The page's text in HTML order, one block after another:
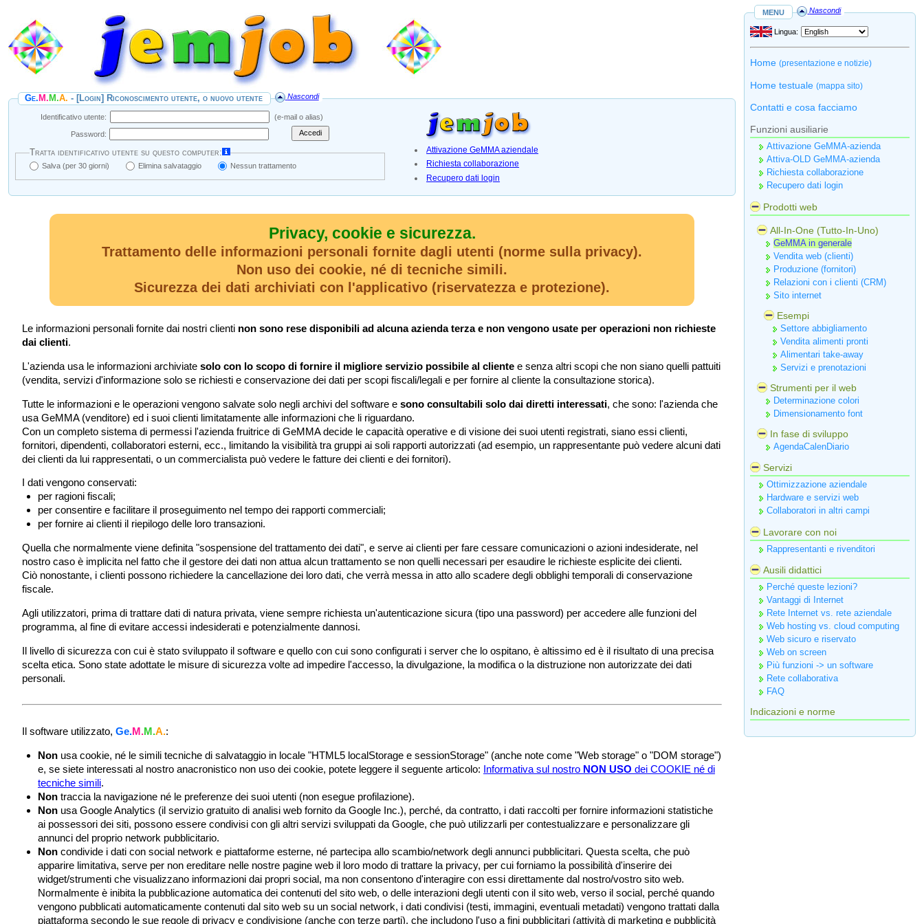
Ge. M. M.A. - [Login] Riconoscimento utente, o nuovo utente Nascondi
Identificativo utente: (e‑mail o alias)
Password: Accedi
Tratta identificativo utente su questo computer:
Salva (per 30 giorni) Elimina salvataggio Nessun trattamento
Attivazione GeMMA aziendale
Richiesta collaborazione
Recupero dati login
Privacy, cookie e sicurezza.
Trattamento delle informazioni personali fornite dagli utenti (norme sulla privacy).
Non uso dei cookie, né di tecniche simili.
Sicurezza dei dati archiviati con l'applicativo (riservatezza e protezione).
Le informazioni personali fornite dai nostri clienti non sono rese disponibili ad alcuna azienda terza e non vengono usate per operazioni non richieste
dai clienti.
L'azienda usa le informazioni archiviate solo con lo scopo di fornire il migliore servizio possibile al cliente e senza altri scopi che non siano quelli pattuiti
(vendita, servizi d'informazione solo se richiesti e conservazione dei dati per scopi fiscali/legali e per fornire al cliente la consultazione storica).
Tutte le informazioni e le operazioni vengono salvate solo negli archivi del software e sono consultabili solo dai diretti interessati, che sono: l'azienda che
usa GeMMA (venditore) ed i suoi clienti limitatamente alle informazioni che li riguardano.
Con un completo sistema di permessi l'azienda fruitrice di GeMMA decide le capacità operative e di visione dei suoi utenti registrati, siano essi clienti,
fornitori, dipendenti, collaboratori esterni, ecc., limitando la visibilità tra gruppi ai soli rapporti autorizzati (ad esempio, un rappresentante può vedere alcuni dati
dei clienti da lui rappresentati, o un commercialista può vedere le fatture dei clienti e dei fornitori).
I dati vengono conservati:
per ragioni fiscali;
per consentire e facilitare il proseguimento nel tempo dei rapporti commerciali;
per fornire ai clienti il riepilogo delle loro transazioni.
Quella che normalmente viene definita "sospensione del trattamento dei dati", e serve ai clienti per fare cessare comunicazioni o azioni indesiderate, nel
nostro caso è implicita nel fatto che il gestore dei dati non attua alcun trattamento se non quelli necessari per esaudire le richieste esplicite dei clienti.
Ciò nonostante, i clienti possono richiedere la cancellazione dei loro dati, che verrà messa in atto allo scadere degli obblighi temporali di conservazione
fiscale.
Agli utilizzatori, prima di trattare dati di natura privata, viene sempre richiesta un'autenticazione sicura (tipo una password) per accedere alle funzioni del
programma, al fine di evitare accessi indesiderati e potenzialmente dannosi.
Il livello di sicurezza con cui è stato sviluppato il software e quello con cui sono configurati i server che lo ospitano, è altissimo ed è il risultato di una precisa
scelta etica. Sono state adottate le misure di sicurezza volte ad impedire l'accesso, la divulgazione, la modifica o la distruzione non autorizzate dei dati
personali.
Il software utilizzato, Ge.M.M.A.:
Non usa cookie, né le simili tecniche di salvataggio in locale "HTML5 localStorage e sessionStorage" (anche note come "Web storage" o "DOM storage")
e, se siete interessati al nostro anacronistico non uso dei cookie, potete leggere il seguente articolo: Informativa sul nostro NON USO dei COOKIE né di
tecniche simili.
Non traccia la navigazione né le preferenze dei suoi utenti (non esegue profilazione).
Non usa Google Analytics (il servizio gratuito di analisi web fornito da Google Inc.), perché, da contratto, i dati raccolti per fornire informazioni statistiche
ai possessori dei siti, possono essere condivisi con gli altri servizi sviluppati da Google, che può utilizzarli per contestualizzare e personalizzare gli
annunci del proprio network pubblicitario.
Non condivide i dati con social network e piattaforme esterne, né partecipa allo scambio/network degli annunci pubblicitari. Questa scelta, che può
apparire limitativa, serve per non ereditare nelle nostre pagine web il loro modo di trattare la privacy, per cui forniamo la possibilità d'inserire dei
widget/strumenti che visualizzano informazioni dai propri social, ma non consentono d'interagire con essi direttamente dal nostro/vostro sito web.
Normalmente è inibita la pubblicazione automatica dei contenuti del sito web, o delle interazioni degli utenti con il sito web, verso il social, perché quando
vengono pubblicati automaticamente contenuti dal sito web su un social network, i dati condivisi (testi, immagini, eventuali metadati) vengono trattati dalla
piattaforma secondo le sue regole di privacy e condivisione (anche con terze parti), che includono l'uso a fini pubblicitari (attività di marketing e pubblicità
menu Nascondi
Lingua:
Home (presentazione e notizie)
Home testuale (mappa sito)
Contatti e cosa facciamo
Funzioni ausiliarie
Attivazione GeMMA-azienda
Attiva-OLD GeMMA-azienda
Richiesta collaborazione
Recupero dati login
Prodotti web
All-In-One (Tutto-In-Uno)
GeMMA in generale
Vendita web (clienti)
Produzione (fornitori)
Relazioni con i clienti (CRM)
Sito internet
Esempi
Settore abbigliamento
Vendita alimenti pronti
Alimentari take-away
Servizi e prenotazioni
Strumenti per il web
Determinazione colori
Dimensionamento font
In fase di sviluppo
AgendaCalenDiario
Servizi
Ottimizzazione aziendale
Hardware e servizi web
Collaboratori in altri campi
Lavorare con noi
Rappresentanti e rivenditori
Ausili didattici
Perché queste lezioni?
Vantaggi di Internet
Rete Internet vs. rete aziendale
Web hosting vs. cloud computing
Web sicuro e riservato
Web on screen
Più funzioni -> un software
Rete collaborativa
FAQ
Indicazioni e norme